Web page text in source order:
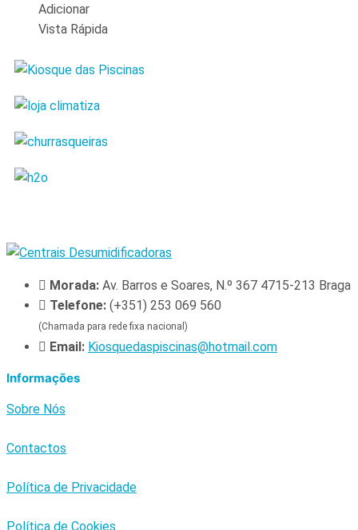
Adicionar
Vista Rápida
Morada: Av. Barros e Soares, N.º 367 4715-213 Braga
Telefone: (+351) 253 069 560
(Chamada para rede fixa nacional)
Email: Kiosquedaspiscinas@hotmail.com
Informações
Sobre Nós
Contactos
Política de Privacidade
Política de Cookies